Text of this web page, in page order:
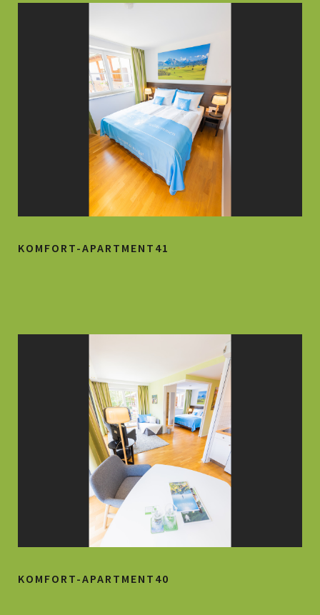
KOMFORT-APARTMENT41
KOMFORT-APARTMENT40